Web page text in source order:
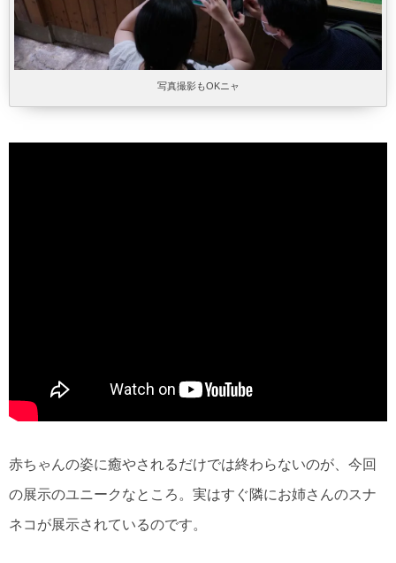
写真撮影もOKニャ
赤ちゃんの姿に癒やされるだけでは終わらないのが、今回
の展示のユニークなところ。実はすぐ隣にお姉さんのスナ
ネコが展示されているのです。